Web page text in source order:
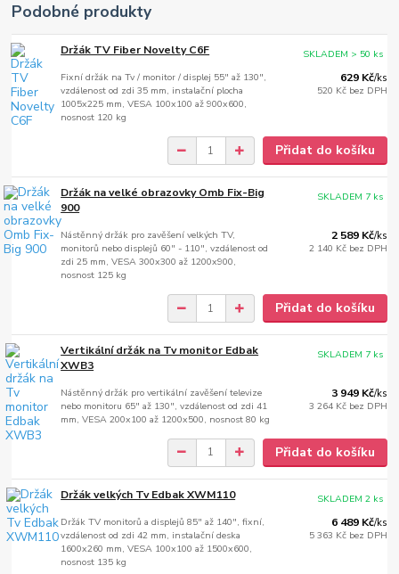
Podobné produkty
Držák TV Fiber Novelty C6F
Fixní držák na Tv / monitor / displej 55" až 130",
vzdálenost od zdi 35 mm, instalační plocha
1005x225 mm, VESA 100x100 až 900x600,
nosnost 120 kg
629 Kč/ks
520 Kč bez DPH
SKLADEM > 50 ks
Přidat do košíku
Držák na velké obrazovky Omb Fix-Big
900
Nástěnný držák pro zavěšení velkých TV,
monitorů nebo displejů 60" - 110", vzdálenost od
zdi 25 mm, VESA 300x300 až 1200x900,
nosnost 125 kg
2 589 Kč/ks
2 140 Kč bez DPH
SKLADEM 7 ks
Přidat do košíku
Vertikální držák na Tv monitor Edbak
XWB3
Nástěnný držák pro vertikální zavěšení televize
nebo monitoru 65" až 130", vzdálenost od zdi 41
mm, VESA 200x100 až 1200x500, nosnost 80 kg
3 949 Kč/ks
3 264 Kč bez DPH
SKLADEM 7 ks
Přidat do košíku
Držák velkých Tv Edbak XWM110
Držák TV monitorů a displejů 85" až 140", fixní,
vzdálenost od zdi 42 mm, instalační deska
1600x260 mm, VESA 100x100 až 1500x600,
nosnost 135 kg
6 489 Kč/ks
5 363 Kč bez DPH
SKLADEM 2 ks